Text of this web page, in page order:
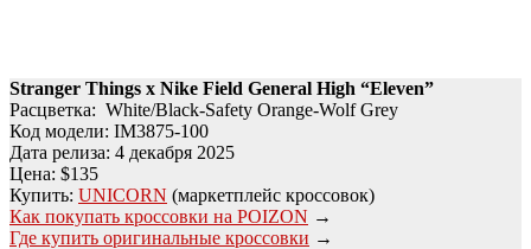
Stranger Things x Nike Field General High “Eleven”
Расцветка: White/Black-Safety Orange-Wolf Grey
Код модели: IM3875-100
Дата релиза: 4 декабря 2025
Цена: $135
Купить: UNICORN (маркетплейс кроссовок)
Как покупать кроссовки на POIZON →
Где купить оригинальные кроссовки →